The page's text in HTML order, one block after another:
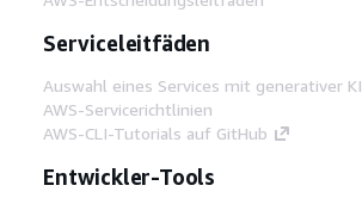
Serviceleitfäden
Auswahl eines Services mit generativer KI
AWS-Servicerichtlinien
AWS-CLI-Tutorials auf GitHub
Entwickler-Tools